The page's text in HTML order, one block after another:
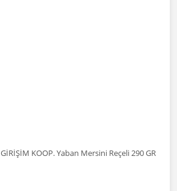
KOOP. Yaban Mersini Reçeli 290 GR